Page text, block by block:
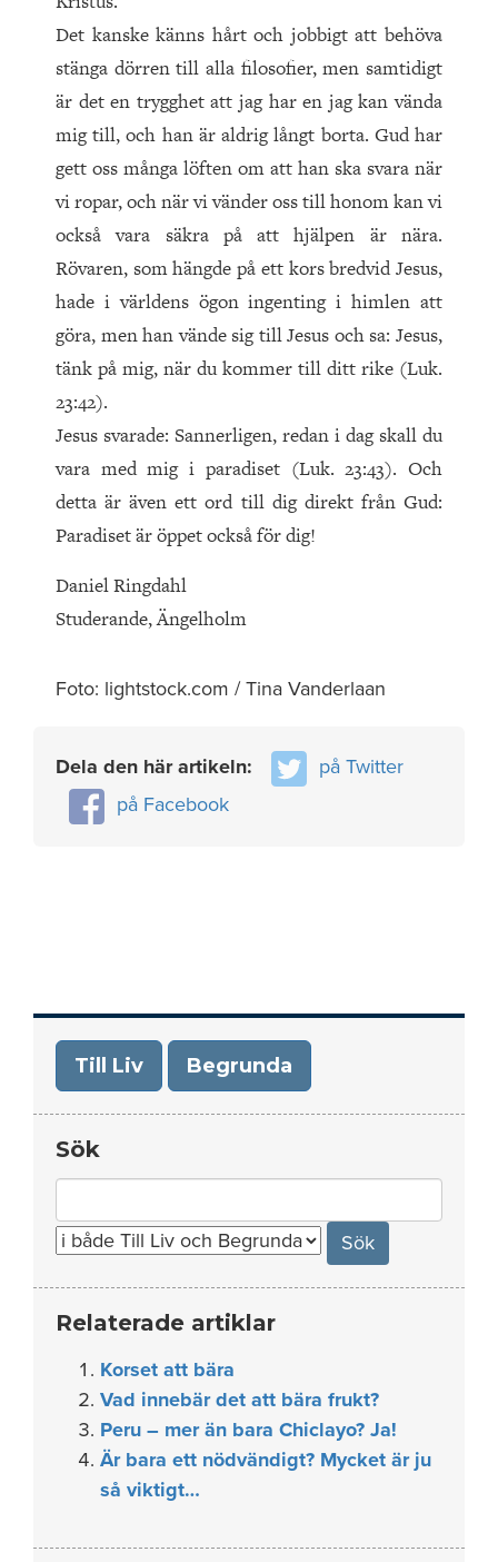
Det kanske känns hårt och jobbigt att behöva
stänga dörren till alla filosofier, men samtidigt
är det en trygghet att jag har en jag kan vända
mig till, och han är aldrig långt borta. Gud har
gett oss många löften om att han ska svara när
vi ropar, och när vi vänder oss till honom kan vi
också vara säkra på att hjälpen är nära.
Rövaren, som hängde på ett kors bredvid Je­sus,
hade i världens ögon ingenting i himlen att
göra, men han vände sig till Jesus och sa: Jesus,
tänk på mig, när du kommer till ditt rike (Luk.
23:42).
Jesus svarade: Sannerligen, redan i dag skall du
vara med mig i paradiset (Luk. 23:43). Och
detta är även ett ord till dig direkt från Gud:
Paradiset är öppet också för dig!
Daniel Ringdahl
Studerande, Ängelholm
Foto: lightstock.com / Tina Vanderlaan
Dela den här artikeln:
på Twitter
på Facebook
Till Liv Begrunda
Sök
for:
Relaterade artiklar
Korset att bära
Vad innebär det att bära frukt?
Peru – mer än bara Chiclayo? Ja!
Är bara ett nödvändigt? Mycket är ju
så viktigt…